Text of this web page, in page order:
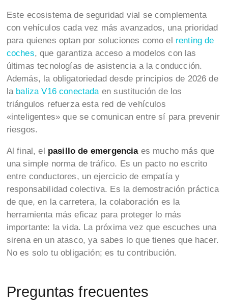
Este ecosistema de seguridad vial se complementa
con vehículos cada vez más avanzados, una prioridad
para quienes optan por soluciones como el renting de
coches, que garantiza acceso a modelos con las
últimas tecnologías de asistencia a la conducción.
Además, la obligatoriedad desde principios de 2026 de
la baliza V16 conectada en sustitución de los
triángulos refuerza esta red de vehículos
«inteligentes» que se comunican entre sí para prevenir
riesgos.
Al final, el pasillo de emergenciaes mucho más que
una simple norma de tráfico. Es un pacto no escrito
entre conductores, un ejercicio de empatía y
responsabilidad colectiva. Es la demostración práctica
de que, en la carretera, la colaboración es la
herramienta más eficaz para proteger lo más
importante: la vida. La próxima vez que escuches una
sirena en un atasco, ya sabes lo que tienes que hacer.
No es solo tu obligación; es tu contribución.
Preguntas frecuentes